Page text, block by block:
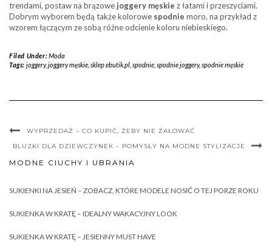
trendami, postaw na brązowe joggery męskie z łatami i przeszyciami.
Dobrym wyborem będą także kolorowe spodnie moro, na przykład z
wzorem łączącym ze sobą różne odcienie koloru niebieskiego.
Filed Under:Moda
Tags: joggery,joggery męskie, sklep ebutik.pl, spodnie, spodnie joggery,spodnie męskie
WYPRZEDAŻ – CO KUPIĆ, ŻEBY NIE ŻAŁOWAĆ
BLUZKI DLA DZIEWCZYNEK – POMYSŁY NA MODNE STYLIZACJE
MODNE CIUCHY I UBRANIA
SUKIENKI NA JESIEŃ – ZOBACZ, KTÓRE MODELE NOSIĆ O TEJ PORZE ROKU
SUKIENKA W KRATĘ – IDEALNY WAKACYJNY LOOK
SUKIENKA W KRATĘ – JESIENNY MUST HAVE